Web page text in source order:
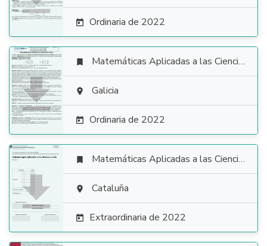
 Ordinaria de 2022

 Matemáticas Aplicadas a las Ciencias Sociales
 Galicia
 Ordinaria de 2022

 Matemáticas Aplicadas a las Ciencias Sociales
 Cataluña
 Extraordinaria de 2022